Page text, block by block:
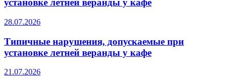
установке летней веранды у кафе
28.07.2026
Типичные нарушения, допускаемые при
установке летней веранды у кафе
21.07.2026